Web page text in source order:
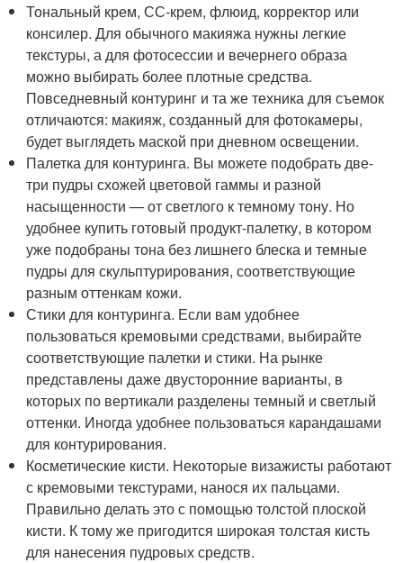
Тональный крем, СС-крем, флюид, корректор или
консилер. Для обычного макияжа нужны легкие
текстуры, а для фотосессии и вечернего образа
можно выбирать более плотные средства.
Повседневный контуринг и та же техника для съемок
отличаются: макияж, созданный для фотокамеры,
будет выглядеть маской при дневном освещении.
Палетка для контуринга. Вы можете подобрать две-
три пудры схожей цветовой гаммы и разной
насыщенности — от светлого к темному тону. Но
удобнее купить готовый продукт-палетку, в котором
уже подобраны тона без лишнего блеска и темные
пудры для скульптурирования, соответствующие
разным оттенкам кожи.
Стики для контуринга. Если вам удобнее
пользоваться кремовыми средствами, выбирайте
соответствующие палетки и стики. На рынке
представлены даже двусторонние варианты, в
которых по вертикали разделены темный и светлый
оттенки. Иногда удобнее пользоваться карандашами
для контурирования.
Косметические кисти. Некоторые визажисты работают
с кремовыми текстурами, нанося их пальцами.
Правильно делать это с помощью толстой плоской
кисти. К тому же пригодится широкая толстая кисть
для нанесения пудровых средств.